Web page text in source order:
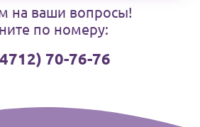
на ваши вопросы!
по номеру:
70-76-76